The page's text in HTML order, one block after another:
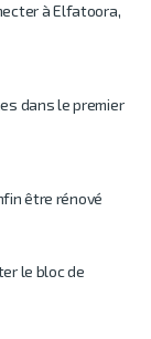
à Elfatoora,
dans le premier
être rénové
le bloc de